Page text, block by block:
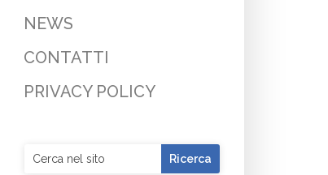
NEWS
CONTATTI
PRIVACY POLICY